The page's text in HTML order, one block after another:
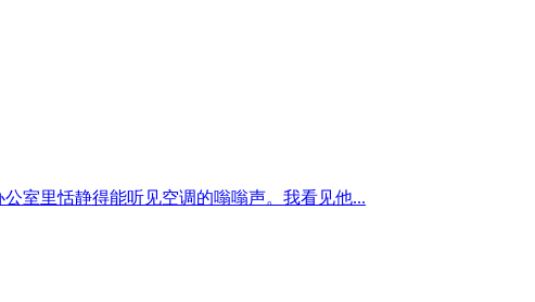
室里恬静得能听见空调的嗡嗡声。我看见他...